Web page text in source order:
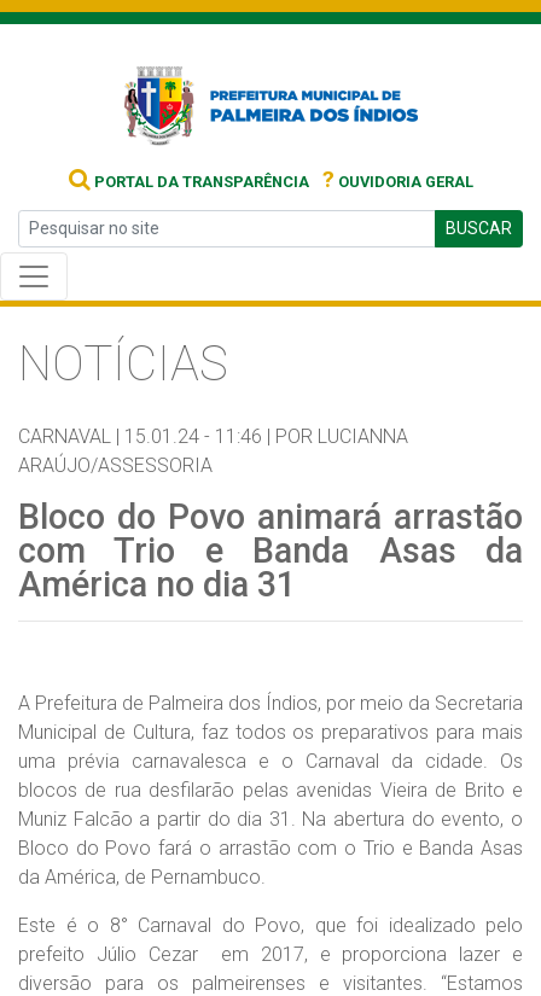
PORTAL DA TRANSPARÊNCIA ? OUVIDORIA GERAL
BUSCAR
NOTÍCIAS
CARNAVAL | 15.01.24 - 11:46 | POR LUCIANNA
ARAÚJO/ASSESSORIA
Bloco do Povo animará arrastão
com Trio e Banda Asas da
América no dia 31
A Prefeitura de Palmeira dos Índios, por meio da Secretaria
Municipal de Cultura, faz todos os preparativos para mais
uma prévia carnavalesca e o Carnaval da cidade. Os
blocos de rua desfilarão pelas avenidas Vieira de Brito e
Muniz Falcão a partir do dia 31. Na abertura do evento, o
Bloco do Povo fará o arrastão com o Trio e Banda Asas
da América, de Pernambuco.
Este é o 8° Carnaval do Povo, que foi idealizado pelo
prefeito Júlio Cezar em 2017, e proporciona lazer e
diversão para os palmeirenses e visitantes. “Estamos